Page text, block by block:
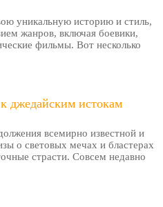
уникальную историю и стиль,
жанров, включая боевики,
фильмы. Вот несколько
джедайским истокам
всемирно известной и
о световых мечах и бластерах
страсти. Совсем недавно